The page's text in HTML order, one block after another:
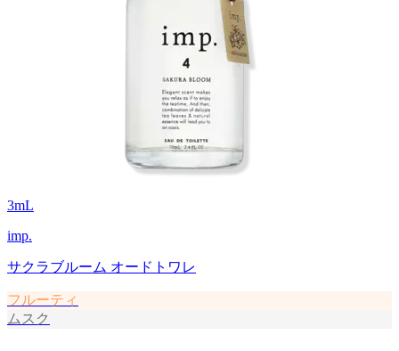
3mL
imp.
サクラブルーム オードトワレ
フルーティ
ムスク